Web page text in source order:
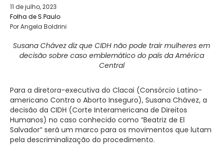
11 de julho, 2023
Folha de S.Paulo
Por Angela Boldrini
Susana Chávez diz que CIDH não pode trair mulheres em
decisão sobre caso emblemático do país da América
Central
Para a diretora-executiva do Clacai (Consórcio Latino-
americano Contra o Aborto Inseguro), Susana Chávez, a
decisão da CIDH (Corte Interamericana de Direitos
Humanos) no caso conhecido como “Beatriz de El
Salvador” será um marco para os movimentos que lutam
pela descriminalização do procedimento.